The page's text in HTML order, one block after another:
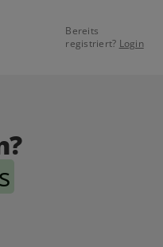
Bereits
registriert? Login